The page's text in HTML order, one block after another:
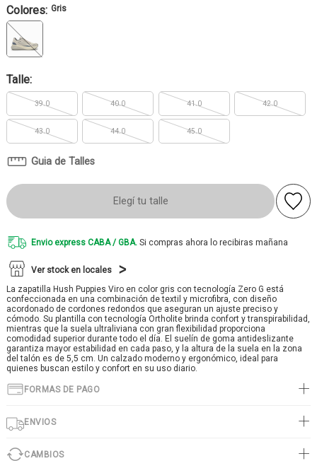
Colores: Gris
Talle:
39.0 40.0 41.0 42.0
43.0 44.0 45.0
Guia de Talles
Elegí tu talle
Envio express CABA / GBA. Si compras ahora lo recibiras mañana
Ver stock en locales
La zapatilla Hush Puppies Viro en color gris con tecnología Zero G está
confeccionada en una combinación de textil y microfibra, con diseño
acordonado de cordones redondos que aseguran un ajuste preciso y
cómodo. Su plantilla con tecnología Ortholite brinda confort y transpirabilidad,
mientras que la suela ultraliviana con gran flexibilidad proporciona
comodidad superior durante todo el día. El suelín de goma antideslizante
garantiza mayor estabilidad en cada paso, y la altura de la suela en la zona
del talón es de 5,5 cm. Un calzado moderno y ergonómico, ideal para
quienes buscan estilo y confort en su uso diario.
FORMAS DE PAGO
ENVIOS
CAMBIOS